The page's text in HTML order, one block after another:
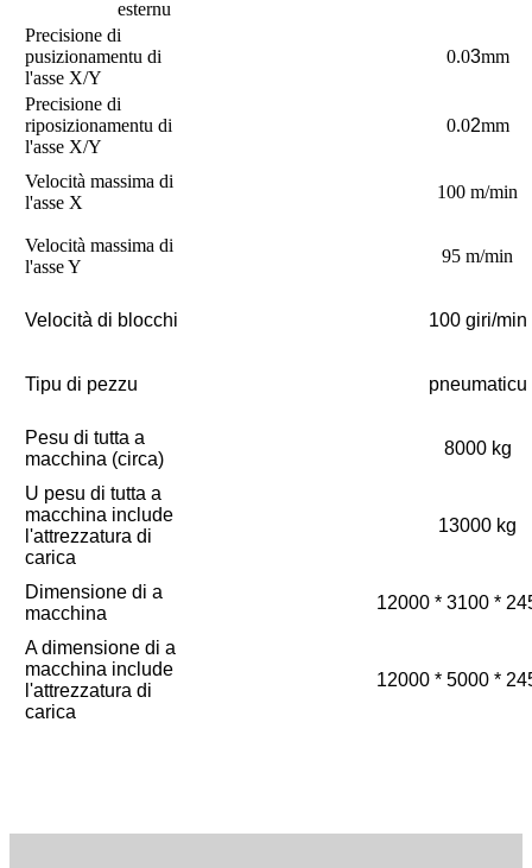
esternu
Precisione di
pusizionamentu di
l'asse X/Y
0.03mm
Precisione di
riposizionamentu di
l'asse X/Y
0.02mm
Velocità massima di
l'asse X
100 m/min
Velocità massima di
l'asse Y
95 m/min
Velocità di blocchi 100 giri/min
Tipu di pezzu pneumaticu
Pesu di tutta a
macchina (circa)
8000 kg
U pesu di tutta a
macchina include
l'attrezzatura di
carica
13000 kg
Dimensione di a
macchina
12000 * 3100 *
A dimensione di a
macchina include
l'attrezzatura di
carica
12000 * 5000 *